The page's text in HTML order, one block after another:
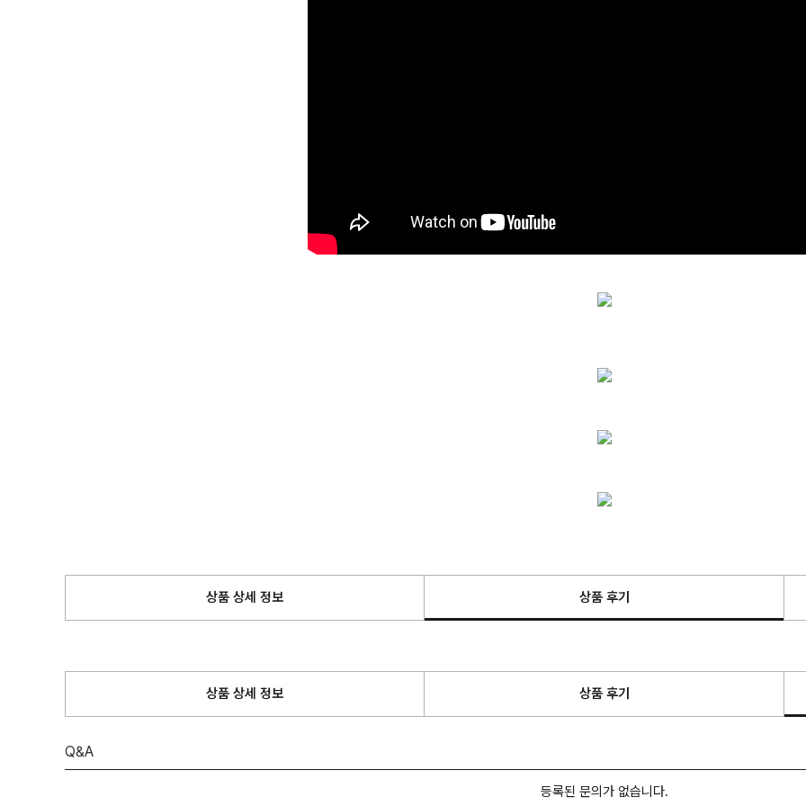
상품 상세 정보 상품 후기
상품 상세 정보 상품 후기
Q&A
등록된 문의가 없습니다.